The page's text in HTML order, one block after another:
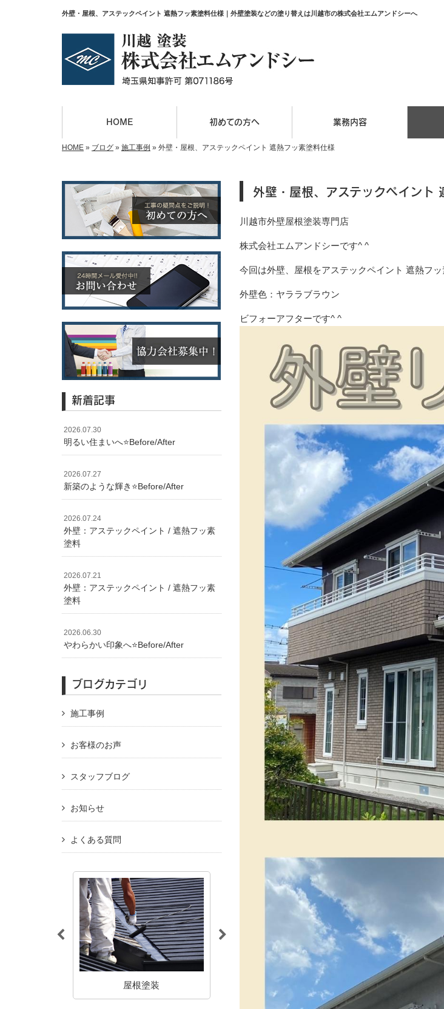
外壁・屋根、アステックペイント 遮熱フッ素塗料仕様｜外壁塗装などの塗り替えは川越市の株式会社エムアンドシーへ
HOME 初めての方へ 業務内容
HOME » ブログ » 施工事例 » 外壁・屋根、アステックペイント 遮熱フッ素塗料仕様
外壁・屋根、アステックペイント
川越市外壁屋根塗装専門店
株式会社エムアンドシーです^ ^
今回は外壁、屋根をアステックペイント 遮熱フッ
外壁色：ヤララブラウン
ビフォーアフターです^ ^
新着記事
2026.07.30
明るい住まいへ⭐️Before/After
2026.07.27
新築のような輝き⭐️Before/After
2026.07.24
外壁：アステックペイント / 遮熱フッ素
塗料
2026.07.21
外壁：アステックペイント / 遮熱フッ素
塗料
2026.06.30
やわらかい印象へ⭐️Before/After
ブログカテゴリ
施工事例
お客様のお声
スタッフブログ
お知らせ
よくある質問
屋根塗装 アパート・マンション塗装